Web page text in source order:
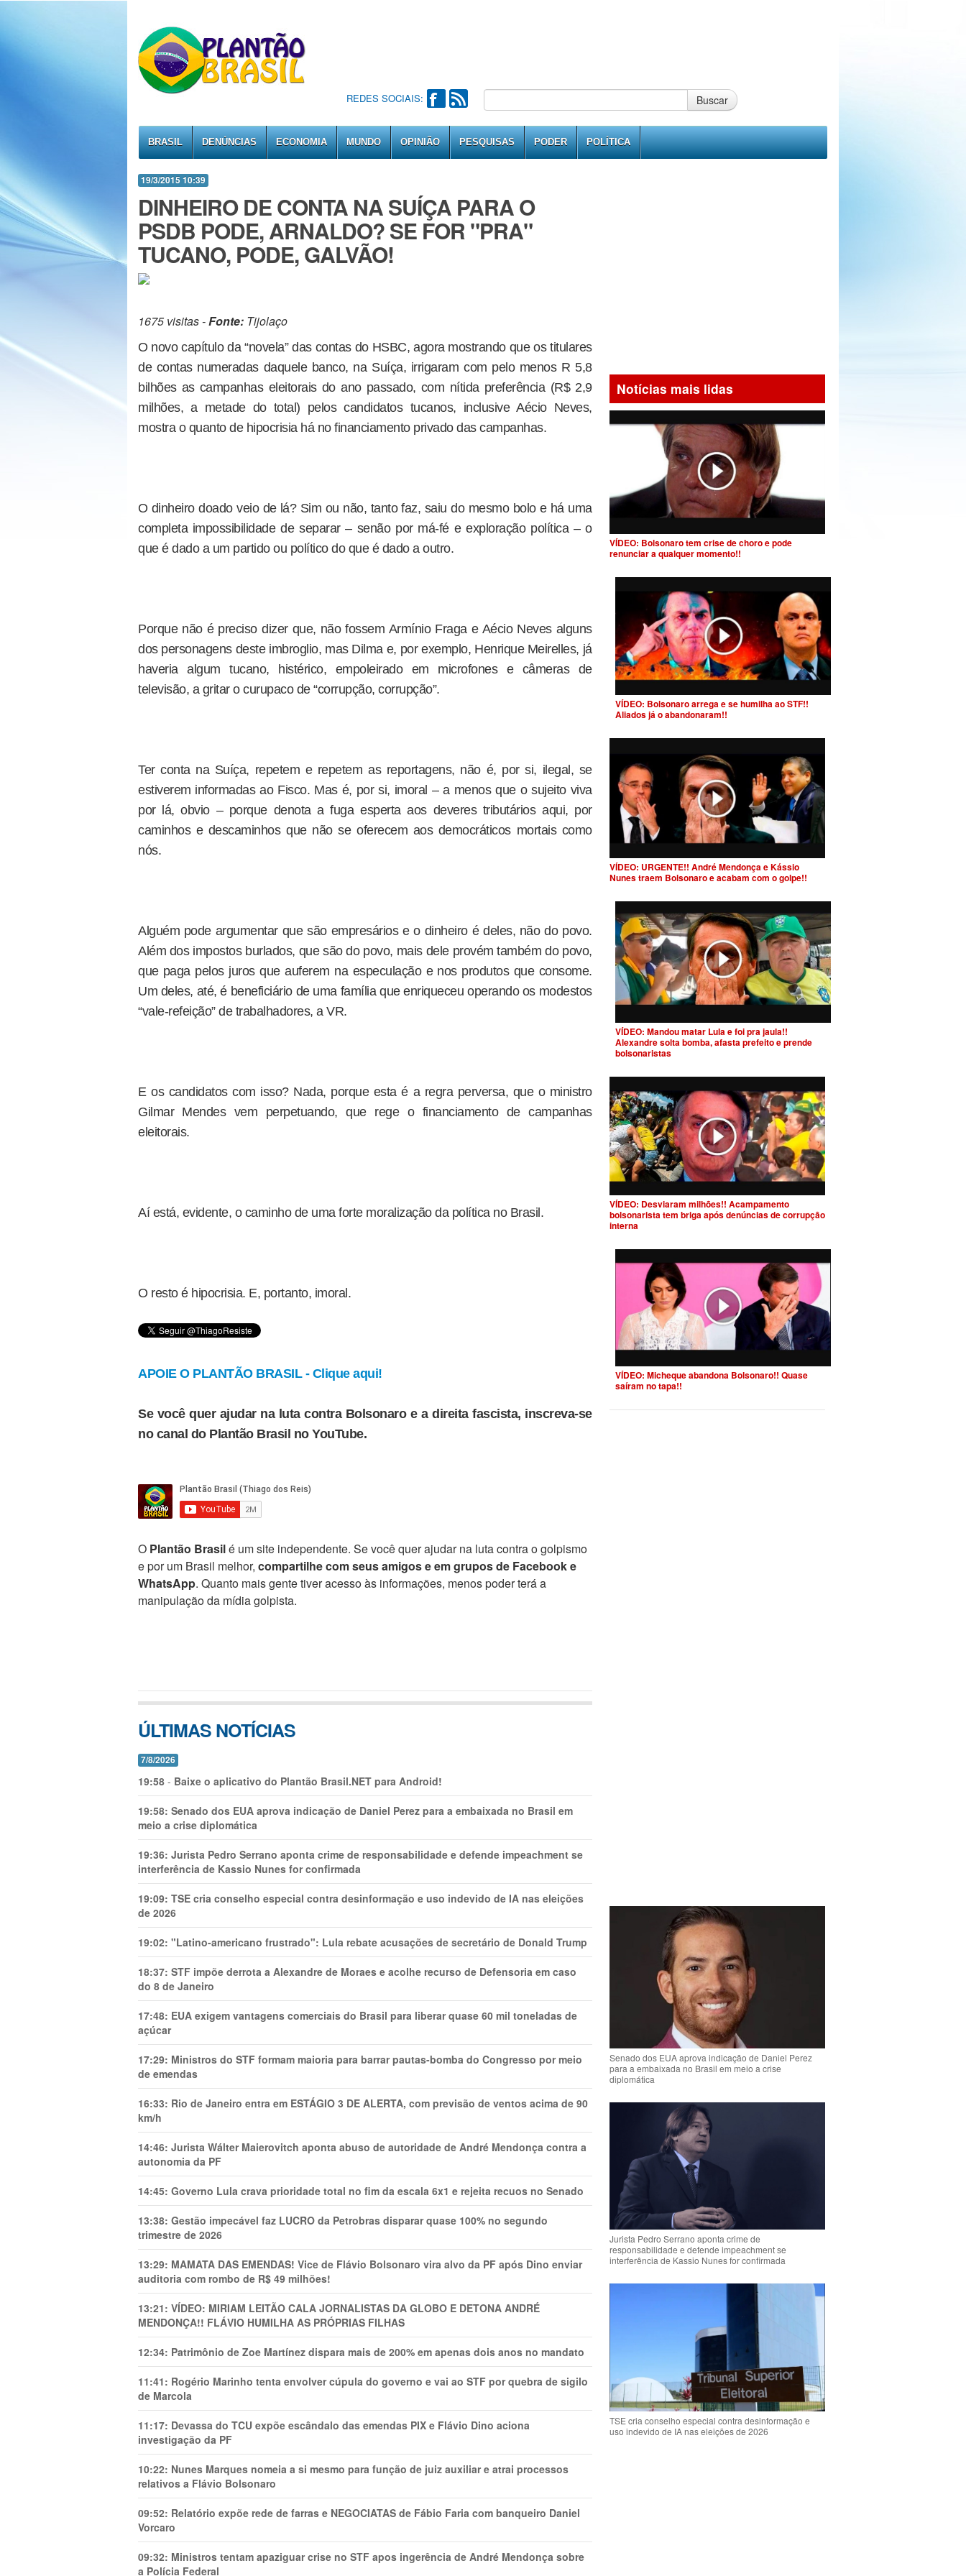
REDES SOCIAIS: Buscar
BRASIL DENÚNCIAS ECONOMIA MUNDO OPINIÃO PESQUISAS PODER POLÍTICA
19/3/2015 10:39
DINHEIRO DE CONTA NA SUÍÇA PARA O
PSDB PODE, ARNALDO? SE FOR "PRA"
TUCANO, PODE, GALVÃO!
1675 visitas -Fonte: Tijolaço
O novo capítulo da “novela” das contas do HSBC, agora mostrando que os titulares
de contas numeradas daquele banco, na Suíça, irrigaram com pelo menos R 5,8
bilhões as campanhas eleitorais do ano passado, com nítida preferência (R$ 2,9
milhões, a metade do total) pelos candidatos tucanos, inclusive Aécio Neves,
mostra o quanto de hipocrisia há no financiamento privado das campanhas.
O dinheiro doado veio de lá? Sim ou não, tanto faz, saiu do mesmo bolo e há uma
completa impossibilidade de separar – senão por má-fé e exploração política – o
que é dado a um partido ou político do que é dado a outro.
Porque não é preciso dizer que, não fossem Armínio Fraga e Aécio Neves alguns
dos personagens deste imbroglio, mas Dilma e, por exemplo, Henrique Meirelles, já
haveria algum tucano, histérico, empoleirado em microfones e câmeras de
televisão, a gritar o curupaco de “corrupção, corrupção”.
Ter conta na Suíça, repetem e repetem as reportagens, não é, por si, ilegal, se
estiverem informadas ao Fisco. Mas é, por si, imoral – a menos que o sujeito viva
por lá, obvio – porque denota a fuga esperta aos deveres tributários aqui, por
caminhos e descaminhos que não se oferecem aos democráticos mortais como
nós.
Alguém pode argumentar que são empresários e o dinheiro é deles, não do povo.
Além dos impostos burlados, que são do povo, mais dele provém também do povo,
que paga pelos juros que auferem na especulação e nos produtos que consome.
Um deles, até, é beneficiário de uma família que enriqueceu operando os modestos
“vale-refeição” de trabalhadores, a VR.
E os candidatos com isso? Nada, porque esta é a regra perversa, que o ministro
Gilmar Mendes vem perpetuando, que rege o financiamento de campanhas
eleitorais.
Aí está, evidente, o caminho de uma forte moralização da política no Brasil.
O resto é hipocrisia. E, portanto, imoral.
APOIE O PLANTÃO BRASIL - Clique aqui!
Se você quer ajudar na luta contra Bolsonaro e a direita fascista, inscreva-se
no canal do Plantão Brasil no YouTube.
O Plantão Brasilé um site independente. Se você quer ajudar na luta contra o golpismo
e por um Brasil melhor, compartilhe com seus amigos e em grupos de Facebook e
WhatsApp. Quanto mais gente tiver acesso às informações, menos poder terá a
manipulação da mídia golpista.
ÚLTIMAS NOTÍCIAS
7/8/2026
19:58 - Baixe o aplicativo do Plantão Brasil.NET para Android!
19:58: Senado dos EUA aprova indicação de Daniel Perez para a embaixada no Brasil em
meio a crise diplomática
19:36: Jurista Pedro Serrano aponta crime de responsabilidade e defende impeachment se
interferência de Kassio Nunes for confirmada
19:09: TSE cria conselho especial contra desinformação e uso indevido de IA nas eleições
de 2026
19:02: "Latino-americano frustrado": Lula rebate acusações de secretário de Donald Trump
18:37: STF impõe derrota a Alexandre de Moraes e acolhe recurso de Defensoria em caso
do 8 de Janeiro
17:48: EUA exigem vantagens comerciais do Brasil para liberar quase 60 mil toneladas de
açúcar
17:29: Ministros do STF formam maioria para barrar pautas-bomba do Congresso por meio
de emendas
16:33: Rio de Janeiro entra em ESTÁGIO 3 DE ALERTA, com previsão de ventos acima de 90
km/h
14:46: Jurista Wálter Maierovitch aponta abuso de autoridade de André Mendonça contra a
autonomia da PF
14:45: Governo Lula crava prioridade total no fim da escala 6x1 e rejeita recuos no Senado
13:38: Gestão impecável faz LUCRO da Petrobras disparar quase 100% no segundo
trimestre de 2026
13:29: MAMATA DAS EMENDAS! Vice de Flávio Bolsonaro vira alvo da PF após Dino enviar
auditoria com rombo de R$ 49 milhões!
13:21: VÍDEO: MIRIAM LEITÃO CALA JORNALISTAS DA GLOBO E DETONA ANDRÉ
MENDONÇA!! FLÁVIO HUMILHA AS PRÓPRIAS FILHAS
12:34: Patrimônio de Zoe Martínez dispara mais de 200% em apenas dois anos no mandato
11:41: Rogério Marinho tenta envolver cúpula do governo e vai ao STF por quebra de sigilo
de Marcola
11:17: Devassa do TCU expõe escândalo das emendas PIX e Flávio Dino aciona
investigação da PF
10:22: Nunes Marques nomeia a si mesmo para função de juiz auxiliar e atrai processos
relativos a Flávio Bolsonaro
09:52: Relatório expõe rede de farras e NEGOCIATAS de Fábio Faria com banqueiro Daniel
Vorcaro
09:32: Ministros tentam apaziguar crise no STF apos ingerência de André Mendonça sobre
a Polícia Federal
Notícias mais lidas
VÍDEO: Bolsonaro tem crise de choro e pode
renunciar a qualquer momento!!
VÍDEO: Bolsonaro arrega e se humilha ao STF!!
Aliados já o abandonaram!!
VÍDEO: URGENTE!! André Mendonça e Kássio
Nunes traem Bolsonaro e acabam com o golpe!!
VÍDEO: Mandou matar Lula e foi pra jaula!!
Alexandre solta bomba, afasta prefeito e prende
bolsonaristas
VÍDEO: Desviaram milhões!! Acampamento
bolsonarista tem briga após denúncias de corrupção
interna
VÍDEO: Micheque abandona Bolsonaro!! Quase
saíram no tapa!!
Senado dos EUA aprova indicação de Daniel Perez
para a embaixada no Brasil em meio a crise
diplomática
Jurista Pedro Serrano aponta crime de
responsabilidade e defende impeachment se
interferência de Kassio Nunes for confirmada
TSE cria conselho especial contra desinformação e
uso indevido de IA nas eleições de 2026